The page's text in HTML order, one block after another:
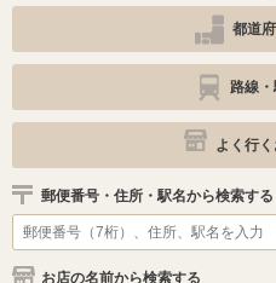
都道
路線
よく行
郵便番号・住所・駅名から検索する
お店の名前から検索する